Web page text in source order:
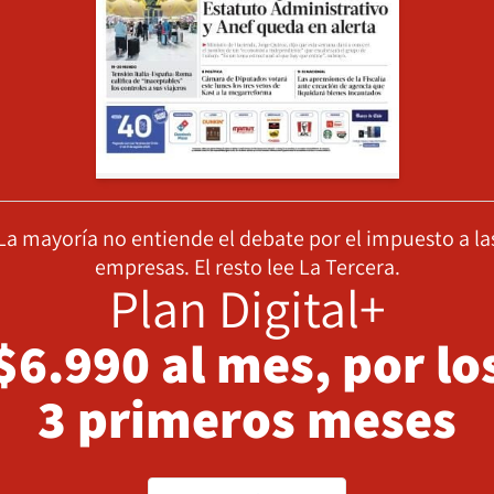
mayoría no entiende el debate por el impuesto a
empresas. El resto lee La Tercera.
Plan Digital+
al mes, por
3 primeros meses